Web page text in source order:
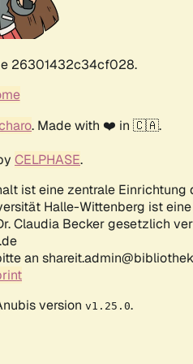
26301432c34cf028.
. Made with ❤️ in 🇨🇦.
CELPHASE.
ist eine zentrale Einrichtung
Halle-Wittenberg ist
Claudia Becker gesetzlich
an
version v1.25.0.